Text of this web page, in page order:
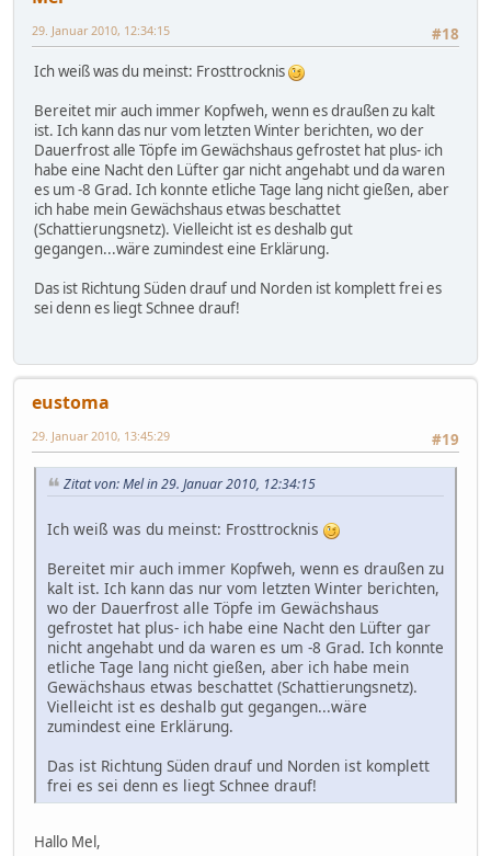
#18
29. Januar 2010, 12:34:15
Ich weiß was du meinst: Frosttrocknis
Bereitet mir auch immer Kopfweh, wenn es draußen zu kalt
ist. Ich kann das nur vom letzten Winter berichten, wo der
Dauerfrost alle Töpfe im Gewächshaus gefrostet hat plus- ich
habe eine Nacht den Lüfter gar nicht angehabt und da waren
es um -8 Grad. Ich konnte etliche Tage lang nicht gießen, aber
ich habe mein Gewächshaus etwas beschattet
(Schattierungsnetz). Vielleicht ist es deshalb gut
gegangen...wäre zumindest eine Erklärung.
Das ist Richtung Süden drauf und Norden ist komplett frei es
sei denn es liegt Schnee drauf!
eustoma
#19
29. Januar 2010, 13:45:29
Zitat von: Mel in 29. Januar 2010, 12:34:15
Ich weiß was du meinst: Frosttrocknis
Bereitet mir auch immer Kopfweh, wenn es draußen zu
kalt ist. Ich kann das nur vom letzten Winter berichten,
wo der Dauerfrost alle Töpfe im Gewächshaus
gefrostet hat plus- ich habe eine Nacht den Lüfter gar
nicht angehabt und da waren es um -8 Grad. Ich konnte
etliche Tage lang nicht gießen, aber ich habe mein
Gewächshaus etwas beschattet (Schattierungsnetz).
Vielleicht ist es deshalb gut gegangen...wäre
zumindest eine Erklärung.
Das ist Richtung Süden drauf und Norden ist komplett
frei es sei denn es liegt Schnee drauf!
Hallo Mel,